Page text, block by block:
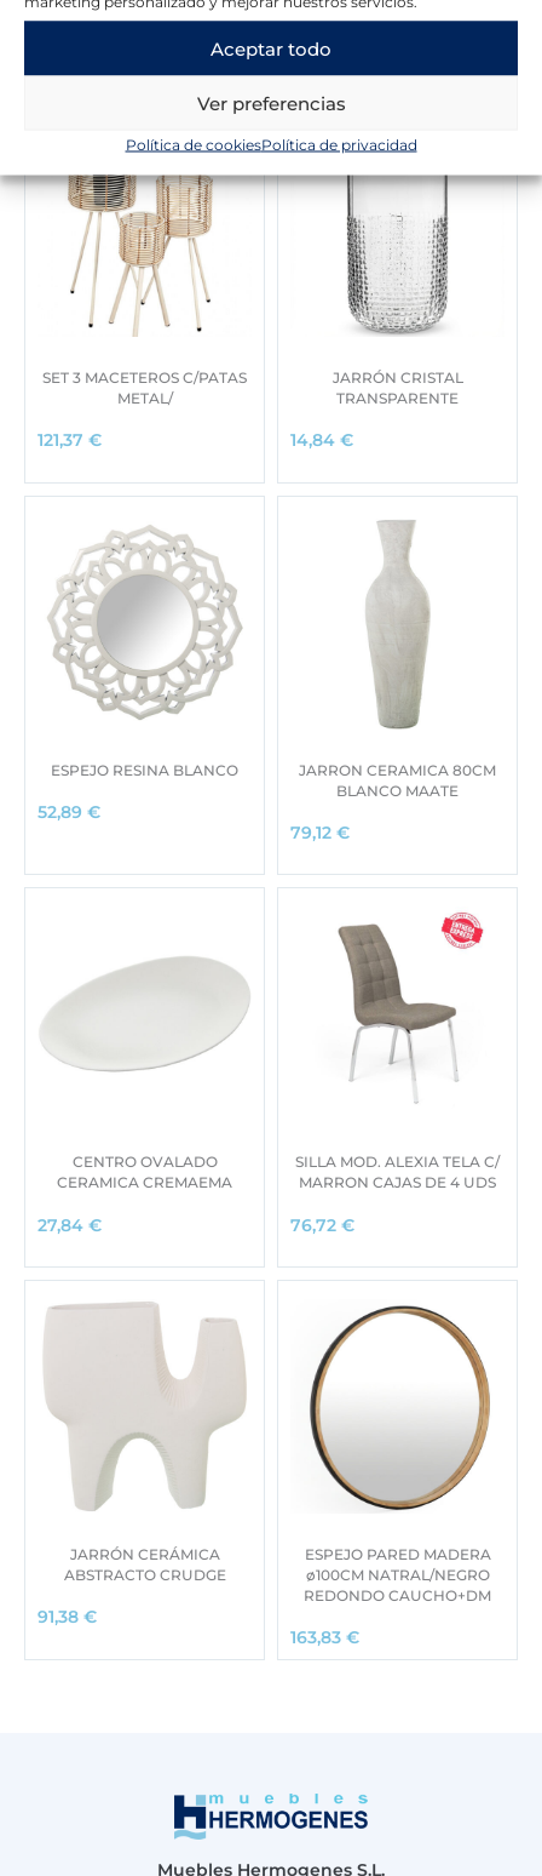
Aceptar todo
Ver preferencias
Política de cookiesPolítica de privacidad
Novedades en la tienda
SET 3 MACETEROS C/PATAS
METAL/
121,37 €
JARRÓN CRISTAL
TRANSPARENTE
14,84 €
ESPEJO RESINA BLANCO
52,89 €
JARRON CERAMICA 80CM
BLANCO MAATE
79,12 €
CENTRO OVALADO
CERAMICA CREMAEMA
27,84 €
SILLA MOD. ALEXIA TELA C/
MARRON CAJAS DE 4 UDS
76,72 €
JARRÓN CERÁMICA
ABSTRACTO CRUDGE
91,38 €
ESPEJO PARED MADERA
ø100CM NATRAL/NEGRO
REDONDO CAUCHO+DM
163,83 €
Muebles Hermogenes S.L.